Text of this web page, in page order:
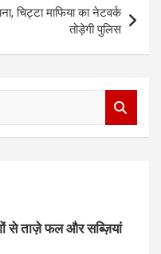
चिट्टा माफिया का नेटवर्क
तोड़ेगी पुलिस
से ताज़े फल और सब्ज़ियां